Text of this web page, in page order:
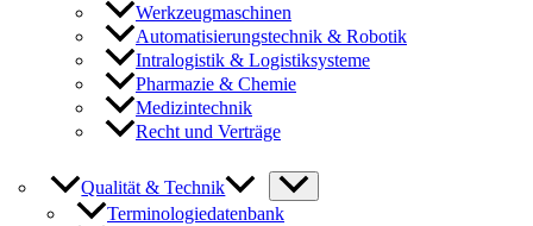
Werkzeugmaschinen
Automatisierungstechnik & Robotik
Intralogistik & Logistiksysteme
Pharmazie & Chemie
Medizintechnik
Recht und Verträge
Qualität & Technik
Terminologiedatenbank